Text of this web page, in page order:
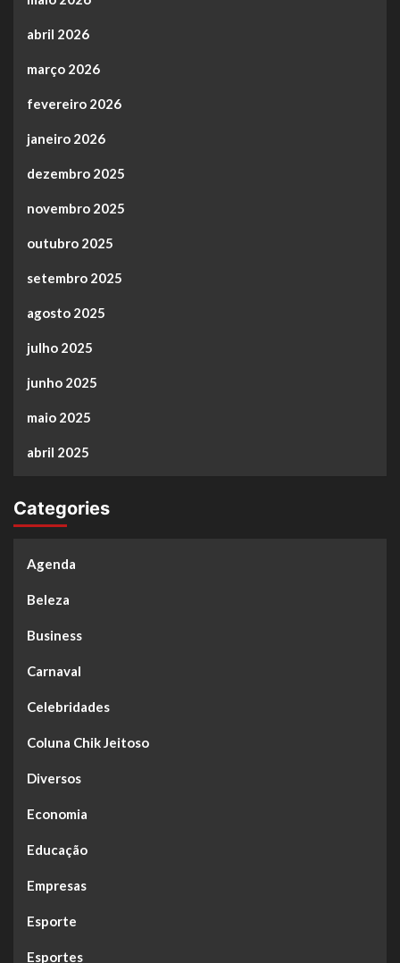
abril 2026
março 2026
fevereiro 2026
janeiro 2026
dezembro 2025
novembro 2025
outubro 2025
setembro 2025
agosto 2025
julho 2025
junho 2025
maio 2025
abril 2025
Categories
Agenda
Beleza
Business
Carnaval
Celebridades
Coluna Chik Jeitoso
Diversos
Economia
Educação
Empresas
Esporte
Esportes